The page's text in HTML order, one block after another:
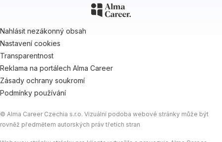
Nahlásit nezákonný obsah
Nastavení cookies
Transparentnost
Reklama na portálech Alma Career
Zásady ochrany soukromí
Podmínky používání
© Alma Career Czechia s.r.o. Vizuální podoba webové stránky může být
rovněž předmětem autorských práv třetích stran